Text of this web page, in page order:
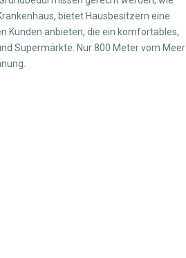
bietet Hausbesitzern eine
Kunden anbieten, die ein komfortables,
Supermärkte. Nur 800 Meter vom Meer